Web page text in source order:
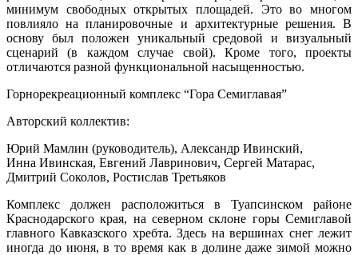
минимум свободных открытых площадей. Это во многом
повлияло на планировочные и архитектурные решения. В
основу был положен уникальный средовой и визуальный
сценарий (в каждом случае свой). Кроме того, проекты
отличаются разной функциональной насыщенностью.
Горнорекреационный комплекс “Гора Семиглавая”
Авторский коллектив:
Юрий Мамлин (руководитель), Александр Ивинский,
Инна Ивинская, Евгений Лавринович, Сергей Матарас,
Дмитрий Соколов, Ростислав Третьяков
Комплекс должен расположиться в Туапсинском районе
Краснодарского края, на северном склоне горы Семиглавой
главного Кавказского хребта. Здесь на вершинах снег лежит
иногда до июня, в то время как в долине даже зимой можно